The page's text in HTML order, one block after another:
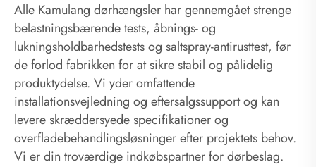
Alle Kamulang dørhængsler har gennemgået strenge
belastningsbærende tests, åbnings- og
lukningsholdbarhedstests og saltspray-antirusttest, før
de forlod fabrikken for at sikre stabil og pålidelig
produktydelse. Vi yder omfattende
installationsvejledning og eftersalgssupport og kan
levere skræddersyede specifikationer og
overfladebehandlingsløsninger efter projektets behov.
Vi er din troværdige indkøbspartner for dørbeslag.